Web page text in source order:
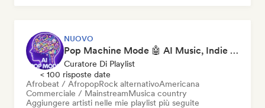
NUOVO
Pop Machine Mode 🤖 AI Music, Indie Pop & Dream Pop
Curatore Di Playlist
< 100 risposte date
Afrobeat / AfropopRock alternativoAmericana
Commerciale / MainstreamMusica country
Aggiungere artisti nelle mie playlist più seguite